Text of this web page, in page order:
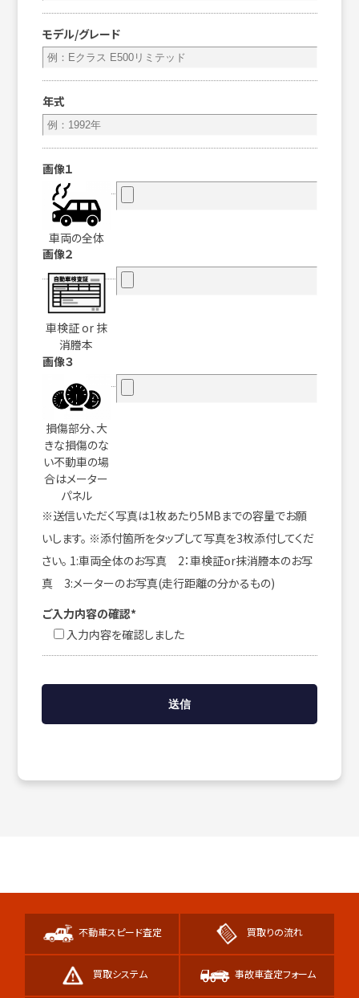
モデル/グレード
年式
画像１
車両の全体
画像２
車検証 or 抹
消謄本
画像３
損傷部分、大
きな損傷のな
い不動車の場
合はメーター
パネル
※送信いただく写真は1枚あたり5MBまでの容量でお願
いします。 ※添付箇所をタップして写真を3枚添付してくだ
さい。 1:車両全体のお写真 2：車検証or抹消謄本のお写
真 3:メーターのお写真(走行距離の分かるもの)
ご入力内容の確認*
入力内容を確認しました
不動車スピード査定 買取りの流れ
買取システム 事故車査定フォーム